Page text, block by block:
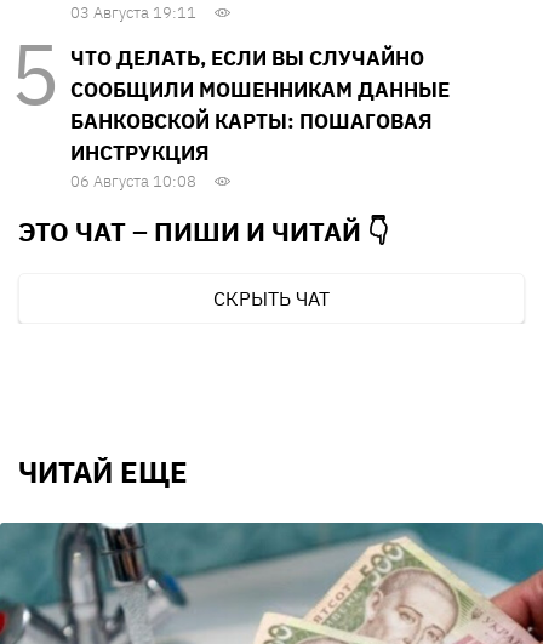
03 Августа 19:11
ЧТО ДЕЛАТЬ, ЕСЛИ ВЫ СЛУЧАЙНО
СООБЩИЛИ МОШЕННИКАМ ДАННЫЕ
БАНКОВСКОЙ КАРТЫ: ПОШАГОВАЯ
ИНСТРУКЦИЯ
06 Августа 10:08
ЭТО ЧАТ – ПИШИ И ЧИТАЙ 👇
СКРЫТЬ ЧАТ
ЧИТАЙ ЕЩЕ